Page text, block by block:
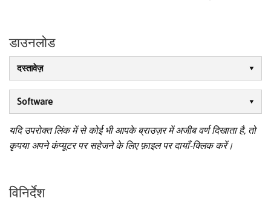
डाउनलोड
दस्तावेज़
Software
यदि उपरोक्त लिंक में से कोई भी आपके ब्राउज़र में अजीब वर्ण दिखाता है, तो
कृपया अपने कंप्यूटर पर सहेजने के लिए फ़ाइल पर दायाँ-क्लिक करें।
विनिर्देश